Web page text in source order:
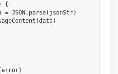
{
= JSON. parse( jsonStr)
(data)
error)